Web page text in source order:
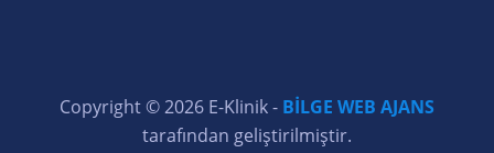
Copyright © 2026 E-Klinik - BILGE WEB AJANS
tarafından geliştirilmiştir.